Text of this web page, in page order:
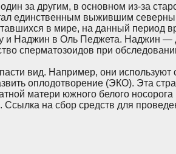
за другим, в основном из-за
единственным выжившим
в мире, на данный период
и Наджин в Оль Педжета. Наджин
сперматозоидов при
вид. Например, они
оплодотворение (ЭКО). Эта
матери южного белого
на сбор средств для